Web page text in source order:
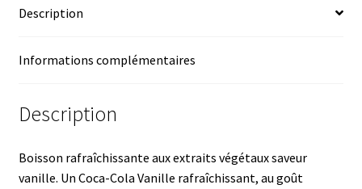
Description
Informations complémentaires
Description
Boisson rafraîchissante aux extraits végétaux saveur
vanille. Un Coca-Cola Vanille rafraîchissant, au goût